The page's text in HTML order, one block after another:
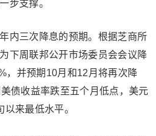
步支撑。
内三次降息的预期。根据芝商所
下周联邦公开市场委员会会议降
，并预期10月和12月将再次降
债收益率跌至五个月低点， 美元
来最低水平。